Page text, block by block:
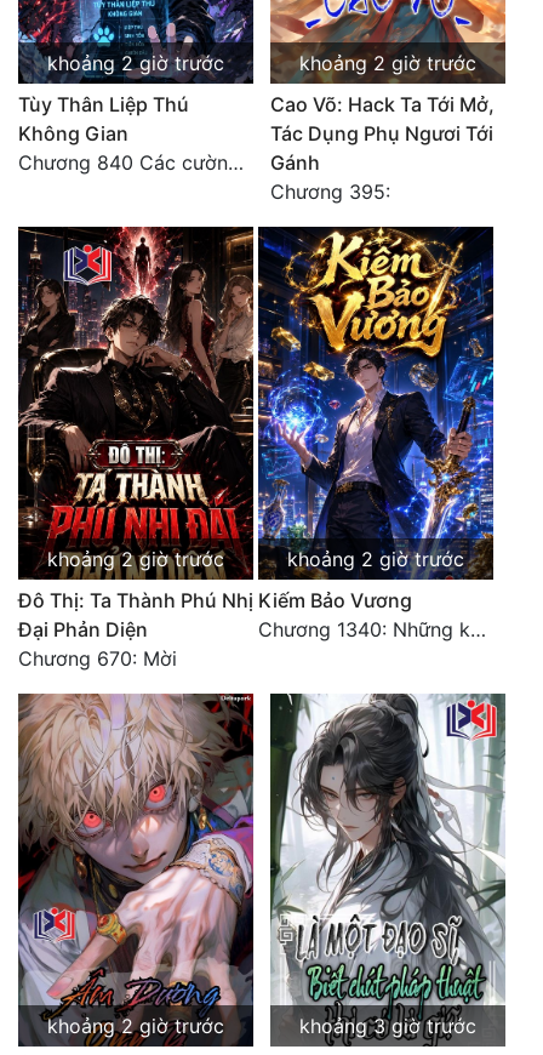
khoảng 2 giờ trước
Tùy Thân Liệp Thú
Không Gian
Chương 840 Các cường giả Hằng Tinh cấp khác đâu?
khoảng 2 giờ trước
Cao Võ: Hack Ta Tới Mở,
Tác Dụng Phụ Ngươi Tới
Gánh
Chương 395:
khoảng 2 giờ trước
Đô Thị: Ta Thành Phú Nhị
Đại Phản Diện
Chương 670: Mời
khoảng 2 giờ trước
Kiếm Bảo Vương
Chương 1340: Những kẻ cướp có cánh
khoảng 2 giờ trước
khoảng 3 giờ trước